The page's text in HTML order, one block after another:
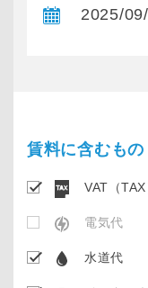
2025/
賃料に含むもの
VAT（TAX
電気代
水道代